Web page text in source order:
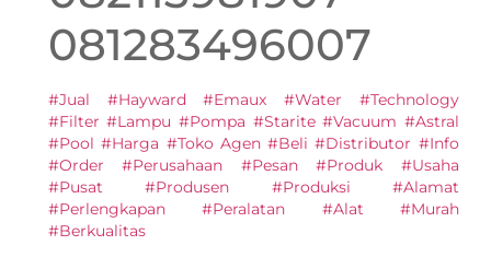
081283496007
#Jual #Hayward #Emaux #Water #Technology
#Filter #Lampu #Pompa #Starite #Vacuum #Astral
#Pool #Harga #Toko Agen #Beli #Distributor #Info
#Order #Perusahaan #Pesan #Produk #Usaha
#Pusat #Produsen #Produksi #Alamat
#Perlengkapan #Peralatan #Alat #Murah
#Berkualitas